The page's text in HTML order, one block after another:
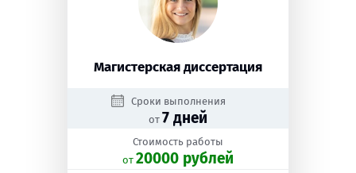
Магистерская диссертация
Сроки выполнения
от 7 дней
Стоимость работы
oт 20000 рублей